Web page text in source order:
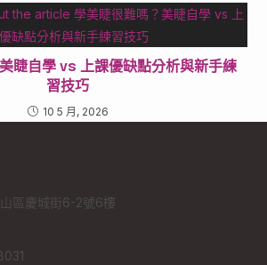
睫自學 vs 上課優缺點分析與新手練
習技巧
10 5 月, 2026
區慶城街6-2號6樓